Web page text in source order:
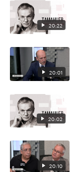
20:22
20:01
20:02
20:10